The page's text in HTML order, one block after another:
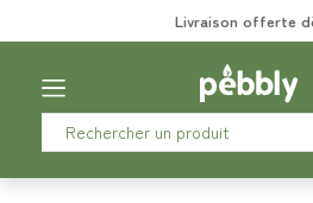
Livraison offerte